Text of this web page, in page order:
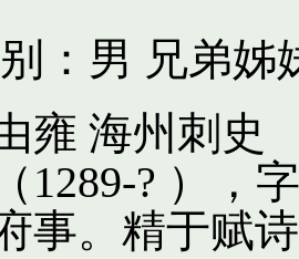
：男 兄弟姊
雍 海州刺史
1289-? ），
事。精于赋